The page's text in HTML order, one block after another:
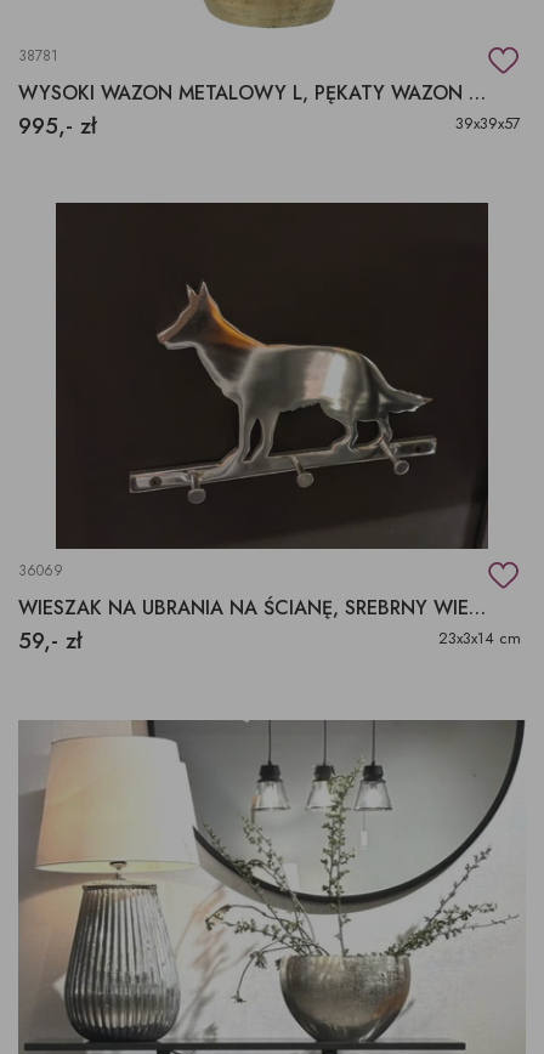
38781
WYSOKI WAZON METALOWY L, PĘKATY WAZON POZŁACANY
995,- zł 39x39x57
36069
WIESZAK NA UBRANIA NA ŚCIANĘ, SREBRNY WIESZAK
59,- zł 23x3x14 cm